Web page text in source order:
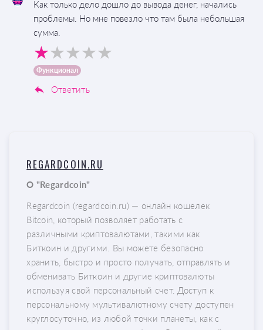
Как только дело дошло до вывода денег, начались
проблемы. Но мне повезло что там была небольшая
сумма.
Функционал
Ответить
REGARDCOIN.RU
О "Regardcoin"
Regardcoin (regardcoin.ru) — онлайн кошелек
Bitcoin, который позволяет работать с
различными криптовалютами, такими как
Биткоин и другими. Вы можете безопасно
хранить, быстро и просто получать, отправлять и
обменивать Биткоин и другие криптовалюты
используя свой персональный счет. Доступ к
персональному мультивалютному счету доступен
круглосуточно, из любой точки планеты, как с